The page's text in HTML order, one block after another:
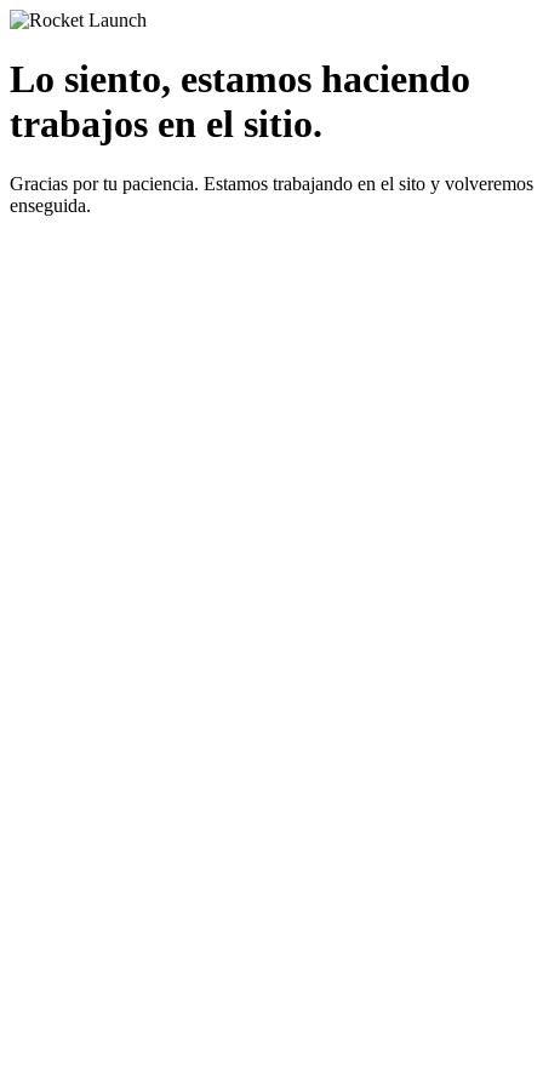
Lo siento, estamos haciendo
trabajos en el sitio.
Gracias por tu paciencia. Estamos trabajando en el sito y volveremos
enseguida.